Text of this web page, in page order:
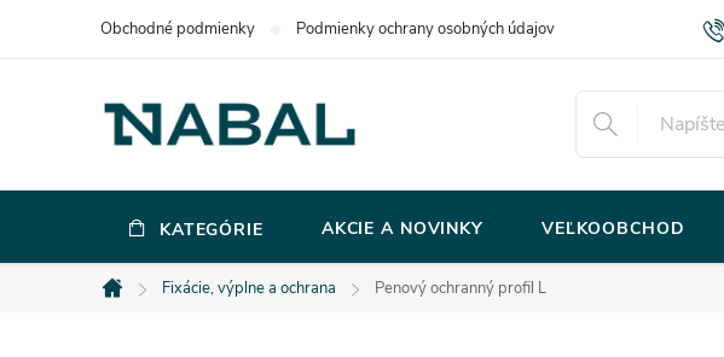
Obchodné podmienky Podmienky ochrany osobných údajov
KATEGÓRIE AKCIE A NOVINKY VEĽKOOBCHOD
Domov
Fixácie, výplne a ochrana Penový ochranný profil L